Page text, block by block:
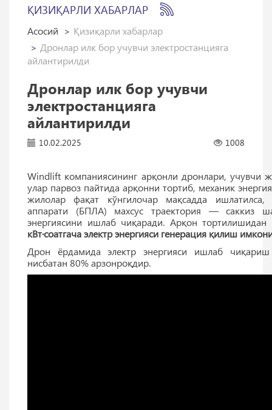
ҚИЗИҚАРЛИ ХАБАРЛАР
Асосий
Қизиқарли хабарлар
Дронлар илк бор учувчи электростанцияга
айлантирилди
Дронлар илк бор учувчи
электростанцияга
айлантирилди
10.02.2025 1008
Windlift компаниясининг арқонли дронлари, учувчи
улар парвоз пайтида арқонни тортиб, механик
жилолар фақат кўнгилочар мақсадда
аппарати (БПЛА) махсус траектория — саккиз
энергиясини ишлаб чиқаради. Арқон
кВт·соатгача электр энергияси генерация қилиш
Дрон ёрдамида электр энергияси ишлаб
нисбатан 80% арзонроқдир.